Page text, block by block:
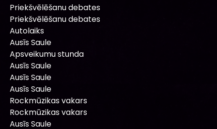
Priekšvēlēšanu debates
Priekšvēlēšanu debates
Autolaiks
Ausīs Saule
Apsveikumu stunda
Ausīs Saule
Ausīs Saule
Ausīs Saule
Rockmūzikas vakars
Rockmūzikas vakars
Ausīs Saule